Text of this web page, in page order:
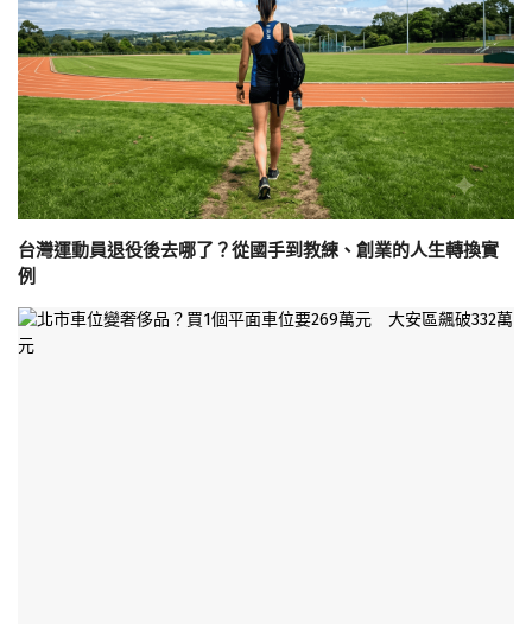
台灣運動員退役後去哪了？從國手到教練、創業的人生轉換實
例